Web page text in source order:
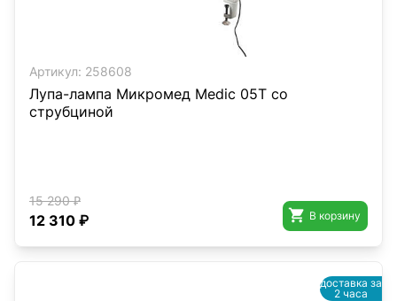
Артикул: 258608
Лупа-лампа Микромед Medic 05T со
струбциной
15 290 ₽
12 310 ₽  В корзину
доставка за
2 часа